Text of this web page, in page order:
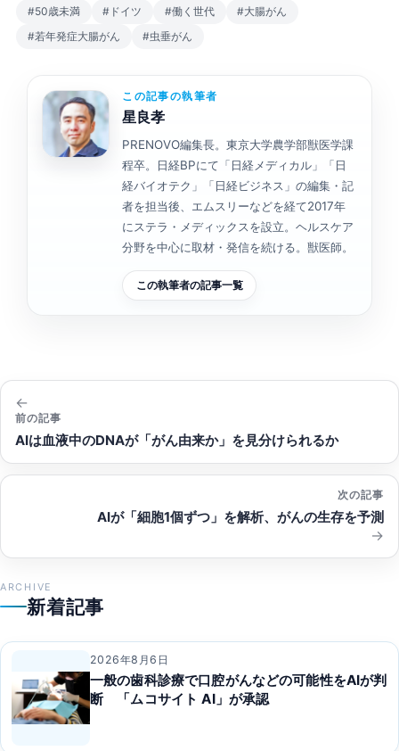
#50歳未満
#ドイツ #働く世代
#大腸がん
#若年発症大腸がん
#虫垂がん
この記事の執筆者
星良孝
PRENOVO編集長。東京大学農学部獣医学課
程卒。日経BPにて「日経メディカル」「日
経バイオテク」「日経ビジネス」の編集・記
者を担当後、エムスリーなどを経て2017年
にステラ・メディックスを設立。ヘルスケア
分野を中心に取材・発信を続ける。獣医師。
この執筆者の記事一覧
投
稿
ナ
ビ
シ
ョ
ン
前の記事
AIは血液中のDNAが「がん由来か」を見分けられるか
次の記事
AIが「細胞1個ずつ」を解析、がんの生存を予測
ARCHIVE
新着記事
2026年8月6日
一般の歯科診療で口腔がんなどの可能性をAIが判
断 「ムコサイト AI」が承認